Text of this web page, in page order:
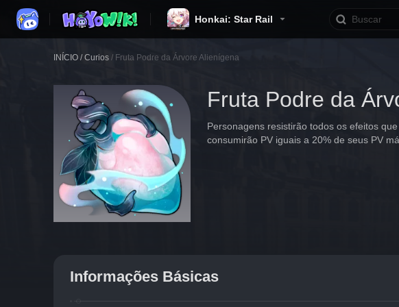
Honkai: Star Rail
INÍCIO / Curios / Fruta Podre da Árvore Alienígena
Fruta Podre da
Personagens resistirão todos os efeitos
consumirão PV iguais a 20% de seus PV
Informações Básicas